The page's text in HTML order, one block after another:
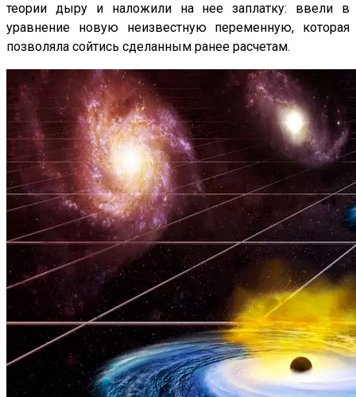
теории дыру и наложили на нее заплатку: ввели в
уравнение новую неизвестную переменную, которая
позволяла сойтись сделанным ранее расчетам.